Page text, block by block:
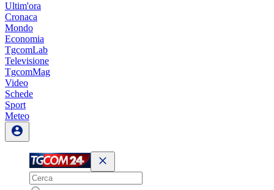
Ultim'ora
Cronaca
Mondo
Economia
TgcomLab
Televisione
TgcomMag
Video
Schede
Sport
Meteo